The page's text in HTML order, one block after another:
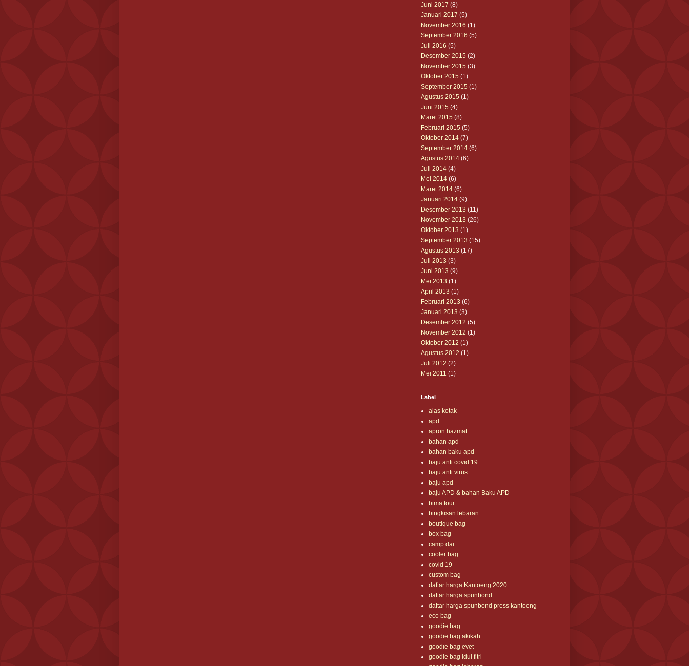
Juni 2017 (8)
Januari 2017 (5)
November 2016 (1)
September 2016 (5)
Juli 2016 (5)
Desember 2015 (2)
November 2015 (3)
Oktober 2015 (1)
September 2015 (1)
Agustus 2015 (1)
Juni 2015 (4)
Maret 2015 (8)
Februari 2015 (5)
Oktober 2014 (7)
September 2014 (6)
Agustus 2014 (6)
Juli 2014 (4)
Mei 2014 (6)
Maret 2014 (6)
Januari 2014 (9)
Desember 2013 (11)
November 2013 (26)
Oktober 2013 (1)
September 2013 (15)
Agustus 2013 (17)
Juli 2013 (3)
Juni 2013 (9)
Mei 2013 (1)
April 2013 (1)
Februari 2013 (6)
Januari 2013 (3)
Desember 2012 (5)
November 2012 (1)
Oktober 2012 (1)
Agustus 2012 (1)
Juli 2012 (2)
Mei 2011 (1)
Label
alas kotak
apd
apron hazmat
bahan apd
bahan baku apd
baju anti covid 19
baju anti virus
baju apd
baju APD & bahan Baku APD
bima tour
bingkisan lebaran
boutique bag
box bag
camp dai
cooler bag
covid 19
custom bag
daftar harga Kantoeng 2020
daftar harga spunbond
daftar harga spunbond press kantoeng
eco bag
goodie bag
goodie bag akikah
goodie bag evet
goodie bag idul fitri